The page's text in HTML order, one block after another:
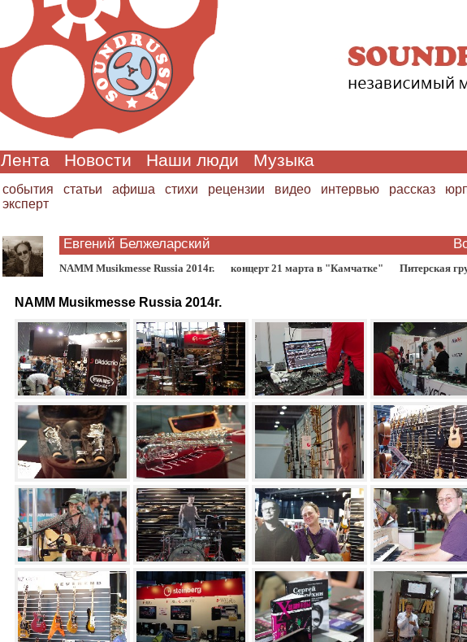
Лента Новости Наши люди Музыка
cобытия статьи афиша стихи рецензии видео интервью рассказ
эксперт
Евгений Белжеларский
NAMM Musikmesse Russia 2014г. концерт 21 марта в "Камчатке" Питерская
NAMM Musikmesse Russia 2014г.